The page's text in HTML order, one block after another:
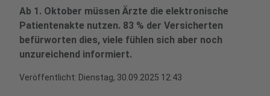
Ab 1. Oktober müssen Ärzte die elektronische
Patientenakte nutzen. 83 % der Versicherten
befürworten dies, viele fühlen sich aber noch
unzureichend informiert.
Veröffentlicht: Dienstag, 30.09.2025 12:43